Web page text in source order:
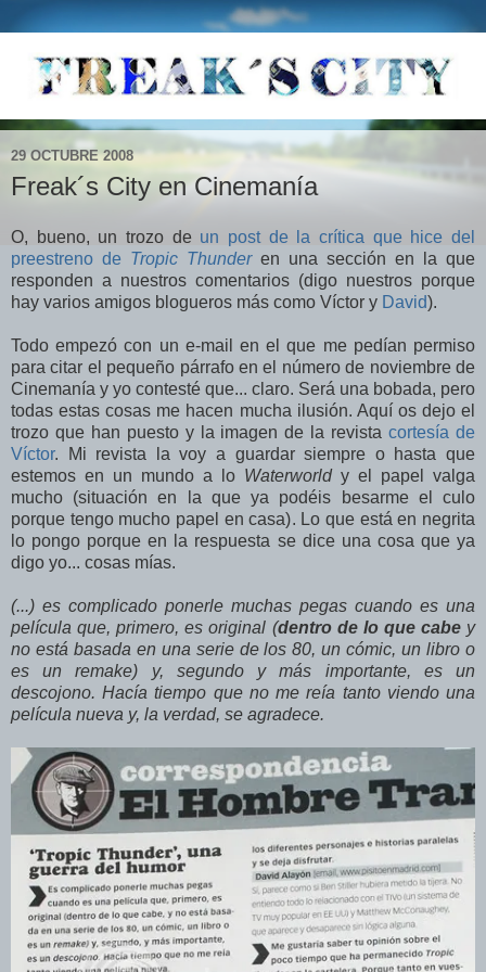
29 OCTUBRE 2008
Freak´s City en Cinemanía
O, bueno, un trozo de un post de la crítica que hice del
preestreno de Tropic Thunderen una sección en la que
responden a nuestros comentarios (digo nuestros porque
hay varios amigos blogueros más como Víctor y David).
Todo empezó con un e-mail en el que me pedían permiso
para citar el pequeño párrafo en el número de noviembre de
Cinemanía y yo contesté que... claro. Será una bobada, pero
todas estas cosas me hacen mucha ilusión. Aquí os dejo el
trozo que han puesto y la imagen de la revistacortesía de
Víctor. Mi revista la voy a guardar siempre o hasta que
estemos en un mundo a lo Waterworldy el papel valga
mucho (situación en la que ya podéis besarme el culo
porque tengo mucho papel en casa). Lo que está en negrita
lo pongo porque en la respuesta se dice una cosa que ya
digo yo... cosas mías.
(...) es complicado ponerle muchas pegas cuando es una
película que, primero, es original (dentro de lo que cabey
no está basada en una serie de los 80, un cómic, un libro o
es un remake) y, segundo y más importante, es un
descojono. Hacía tiempo que no me reía tanto viendo una
película nueva y, la verdad, se agradece.